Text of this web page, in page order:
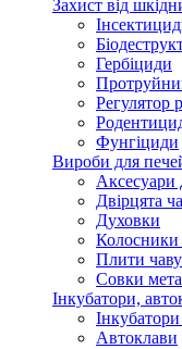
Захист від
Гербіциди
Регулятор
Фунгіциди
Вироби для
Аксесуари
Двірцята
Духовки
Колосники
Плити
Совки
Інкубатори,
Автоклави